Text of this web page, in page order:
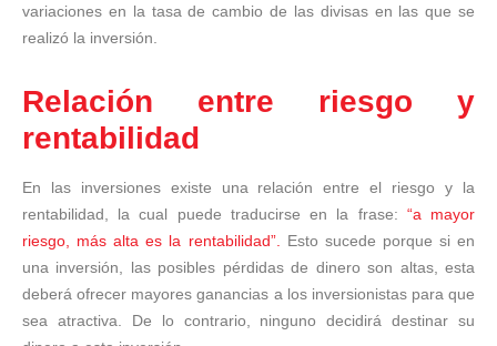
variaciones en la tasa de cambio de las divisas en las que se
realizó la inversión.
Relación entre riesgo y
rentabilidad
En las inversiones existe una relación entre el riesgo y la
rentabilidad, la cual puede traducirse en la frase: “a mayor
riesgo, más alta es la rentabilidad”.
Esto sucede porque si en
una inversión, las posibles pérdidas de dinero son altas, esta
deberá ofrecer mayores ganancias a los inversionistas para que
sea atractiva. De lo contrario, ninguno decidirá destinar su